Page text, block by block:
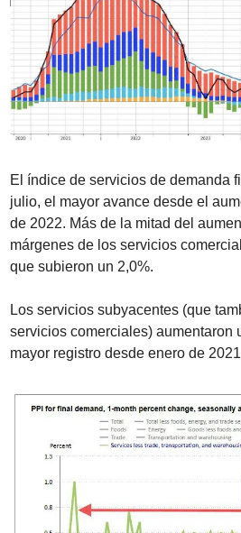
El índice de servicios de demanda
julio, el mayor avance desde el
de 2022. Más de la mitad del
márgenes de los servicios
que subieron un 2,0%.
Los servicios subyacentes (que
servicios comerciales) aumentaron
mayor registro desde enero de